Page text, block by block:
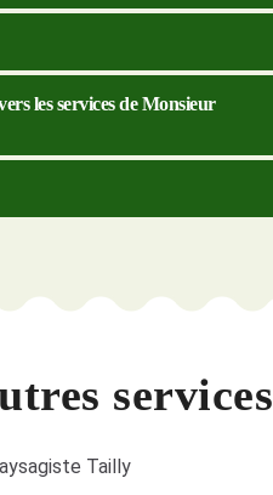
les services de Monsieur
services
Tailly